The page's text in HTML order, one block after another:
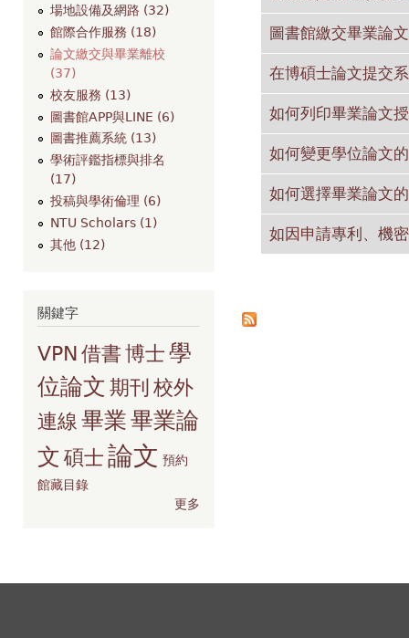
場地設備及網路 (32)
館際合作服務 (18)
論文繳交與畢業離校
(37)
校友服務 (13)
圖書館APP與LINE (6)
圖書推薦系統 (13)
學術評鑑指標與排名
(17)
投稿與學術倫理 (6)
NTU Scholars (1)
其他 (12)
關鍵字
VPN借書博士學
位論文 期刊 校外
連線 畢業畢業論
文 碩士論文 預約
館藏目錄
更多
圖書館繳交畢業論
在博碩士論文提交
如何列印畢業論文
如何變更學位論文
如何選擇畢業論文
如因申請專利、機